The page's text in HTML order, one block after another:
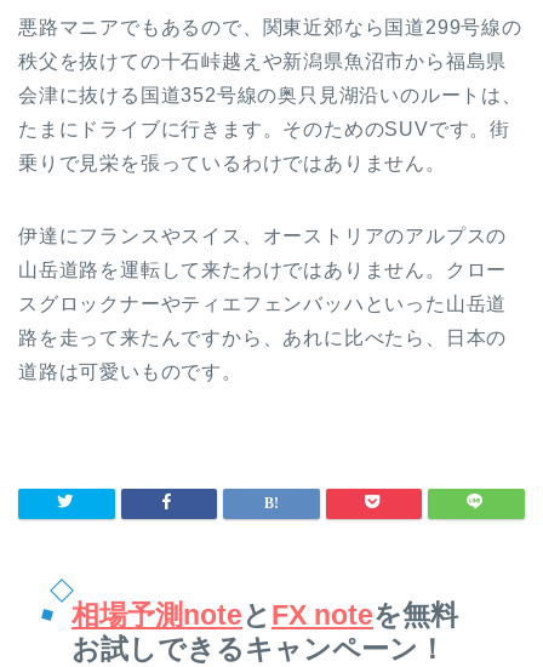
悪路マニアでもあるので、関東近郊なら国道299号線の
秩父を抜けての十石峠越えや新潟県魚沼市から福島県
会津に抜ける国道352号線の奥只見湖沿いのルートは、
たまにドライブに行きます。そのためのSUVです。街
乗りで見栄を張っているわけではありません。
伊達にフランスやスイス、オーストリアのアルプスの
山岳道路を運転して来たわけではありません。クロー
スグロックナーやティエフェンバッハといった山岳道
路を走って来たんですから、あれに比べたら、日本の
道路は可愛いものです。
相場予測noteとFX noteを無料
お試しできるキャンペーン！